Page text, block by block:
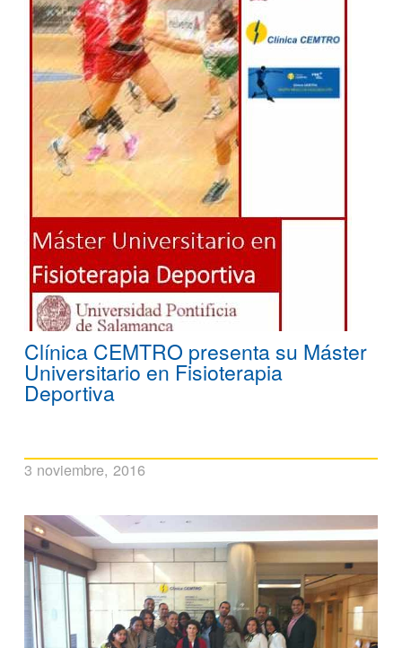
Clínica CEMTRO presenta su Máster
Universitario en Fisioterapia
Deportiva
3 noviembre, 2016